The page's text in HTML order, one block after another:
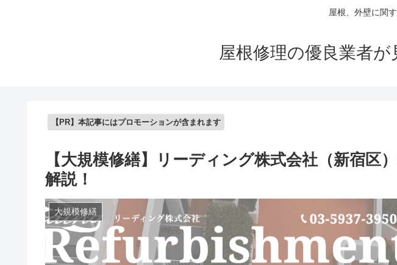
屋根、外壁に関
屋根修理の優良業者
【PR】本記事にはプロモーションが含まれます
【大規模修繕】リーディング株式会社（新宿区
解説！
大規模修繕